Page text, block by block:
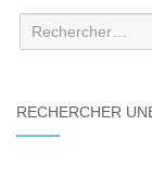
Recherche
:
RECHERCHER